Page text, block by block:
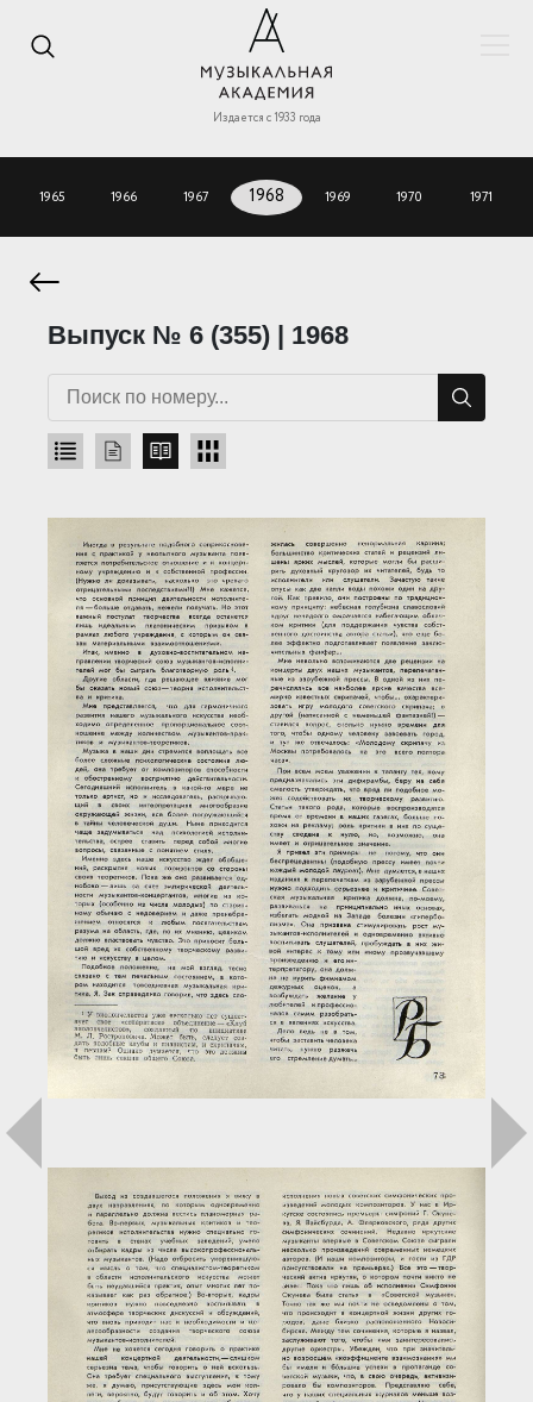
Издается с 1933 года
1965 1966 1967 1968 1969 1970 1971
Выпуск № 6 (355) | 1968
Загрузка...